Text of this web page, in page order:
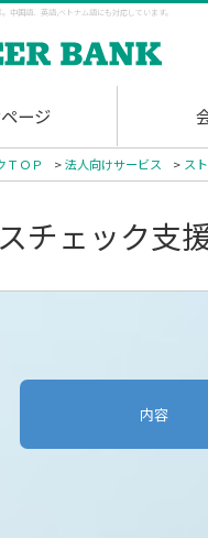
中国語、英語,ベトナム語にも対応しています。
ージ
ＴＯＰ >法人向けサービス > ス
チェック支
内容